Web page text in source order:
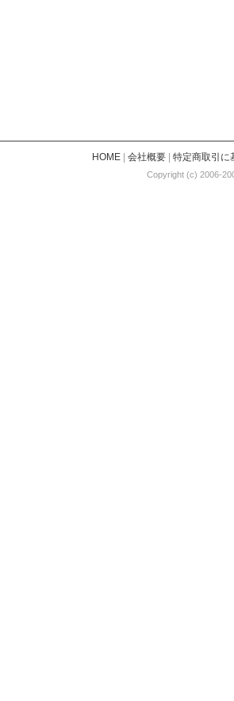
HOME| 会社概要| 特定商取引に
Copyright (c) 2006-